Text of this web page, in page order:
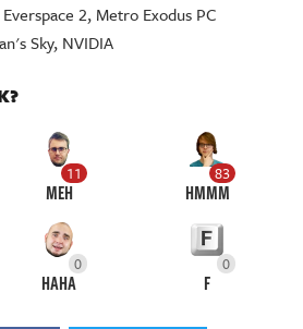
Everspace 2, Metro Exodus PC
Sky, NVIDIA
11
MEH
83
HMMM
0
HAHA
0
F